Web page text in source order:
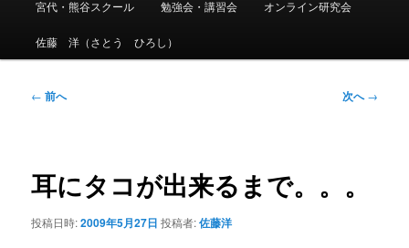
宮代・熊谷スクール 勉強会・講習会 オンライン研究会
佐藤 洋（さとう ひろし）
投
ゲ
ー
ョ
← 前へ 次へ→
耳にタコが出来るまで。。。
投稿日時:2009年5月27日 投稿者:佐藤洋